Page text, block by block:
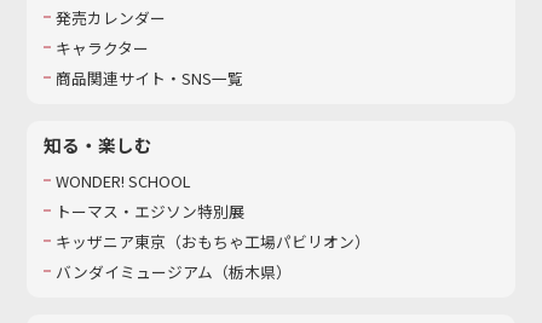
発売カレンダー
キャラクター
商品関連サイト・SNS一覧
知る・楽しむ
WONDER! SCHOOL
トーマス・エジソン特別展
キッザニア東京（おもちゃ工場パビリオン）​
バンダイミュージアム（栃木県）